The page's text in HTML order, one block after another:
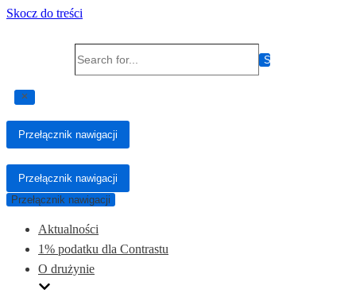
Skocz do treści
Przełącznik nawigacji
Przełącznik nawigacji
Przełącznik nawigacji
Aktualności
1% podatku dla Contrastu
O drużynie